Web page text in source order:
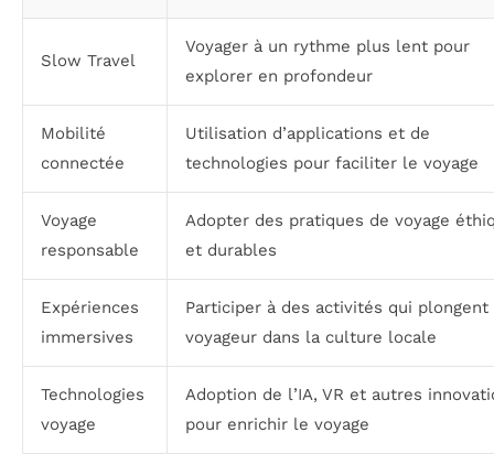
Slow Travel
Voyager à un rythme plus lent pour
explorer en profondeur
Mobilité
connectée
Utilisation d’applications et de
technologies pour faciliter le voyage
Voyage
responsable
Adopter des pratiques de voyage
et durables
Expériences
immersives
Participer à des activités qui plongent
voyageur dans la culture locale
Technologies
voyage
Adoption de l’IA, VR et autres
pour enrichir le voyage